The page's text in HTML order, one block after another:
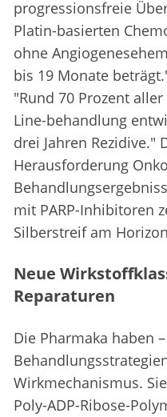
progressionsfreie
Platin-basierten
ohne
bis 19 Monate
"Rund 70 Prozent
Line-behandlung
drei Jahren Rezidive."
Herausforderung
mit PARP-Inhibitoren
Silberstreif am
Neue
Reparaturen
Die Pharmaka haben
Wirkmechanismus.
Poly-ADP-Ribose-